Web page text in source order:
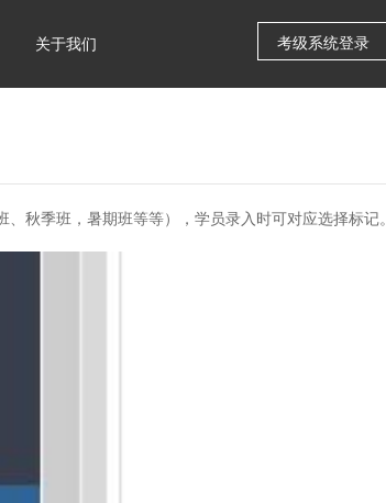
关于我们 考级系统登录
秋季班，暑期班等等），学员录入时可对应选择标记。